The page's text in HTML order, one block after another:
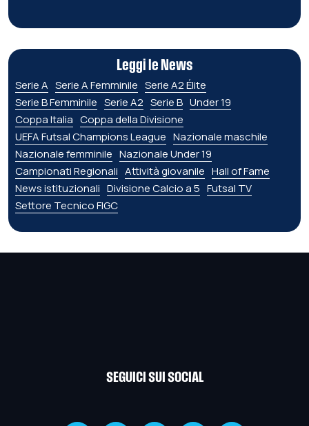
Leggi le News
Serie A Serie A Femminile Serie A2 Élite
Serie B Femminile Serie A2 Serie B Under 19
Coppa Italia Coppa della Divisione
UEFA Futsal Champions League Nazionale maschile
Nazionale femminile Nazionale Under 19
Campionati Regionali Attività giovanile Hall of Fame
News istituzionali Divisione Calcio a 5 Futsal TV
Settore Tecnico FIGC
SEGUICI SUI SOCIAL